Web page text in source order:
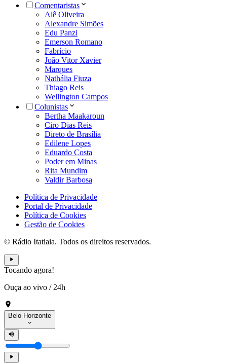
Comentaristas
Alê Oliveira
Alexandre Simões
Edu Panzi
Emerson Romano
Fabrício
João Vitor Xavier
Marques
Nathália Fiuza
Thiago Reis
Wellington Campos
Colunistas
Bertha Maakaroun
Ciro Dias Reis
Direto de Brasília
Edilene Lopes
Eduardo Costa
Poder em Minas
Rita Mundim
Valdir Barbosa
Política de Privacidade
Portal de Privacidade
Política de Cookies
Gestão de Cookies
© Rádio Itatiaia. Todos os direitos reservados.
Tocando agora!
Ouça ao vivo / 24h
Belo Horizonte